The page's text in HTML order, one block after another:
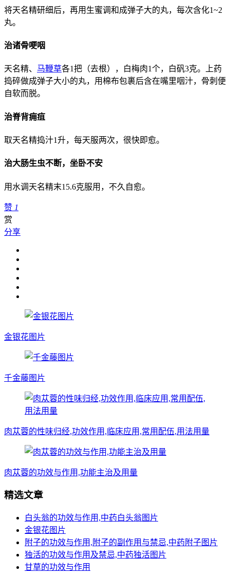
将天名精研细后，再用生蜜调和成弹子大的丸，每次含化1~2
丸。
治诸骨哽咽
天名精、 马鞭草各1把（去根），白梅肉1个，白矾3克。上药
捣碎做成弹子大小的丸，用棉布包裹后含在嘴里咽汁，骨刺便
自软而脱。
治脊背痈疽
取天名精捣汁1升，每天服两次，很快即愈。
治大肠生虫不断，坐卧不安
用水调天名精末15.6克服用，不久自愈。
赞 1
赏
分享
金银花图片
千金藤图片
肉苁蓉的性味归经,功效作用,临床应用,常用配伍,用法用量
肉苁蓉的功效与作用,功能主治及用量
精选文章
白头翁的功效与作用,中药白头翁图片
金银花图片
附子的功效与作用,附子的副作用与禁忌,中药附子图片
独活的功效与作用及禁忌,中药独活图片
甘草的功效与作用